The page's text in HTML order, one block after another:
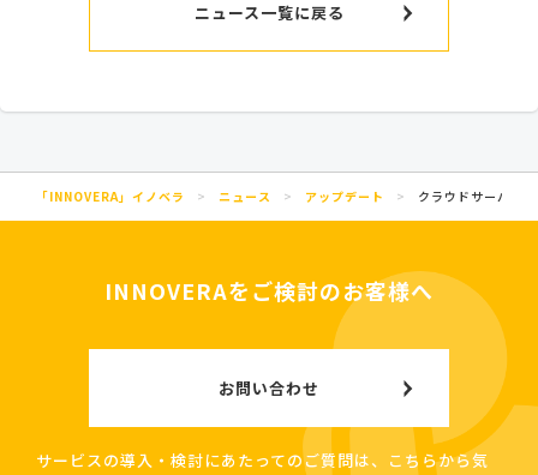
ニュース一覧に戻る
「INNOVERA」イノベラ > ニュース > アップデート > クラウドサーバメ
INNOVERAをご検討のお客様へ
お問い合わせ
サービスの導入・検討にあたってのご質問は、こちらから気